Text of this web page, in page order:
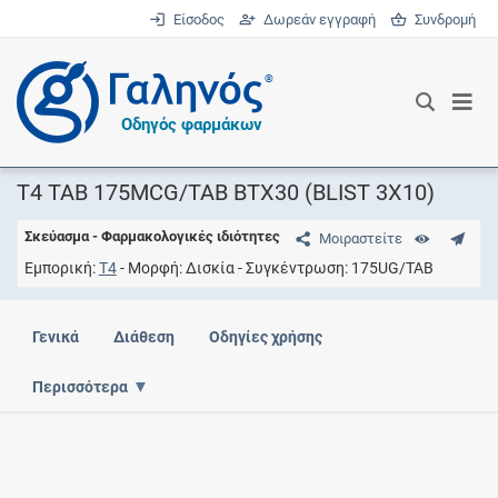
Είσοδος Δωρεάν εγγραφή Συνδρομή
®
Οδηγός φαρμάκων
T4 TAB 175MCG/TAB BTX30 (BLIST 3X10)
Μοιραστείτε
Σκεύασμα - Φαρμακολογικές ιδιότητες
Εμπορική T4 Μορφή Δισκία Συγκέντρωση 175UG/TAB
Γενικά Διάθεση Οδηγίες χρήσης
Περισσότερα